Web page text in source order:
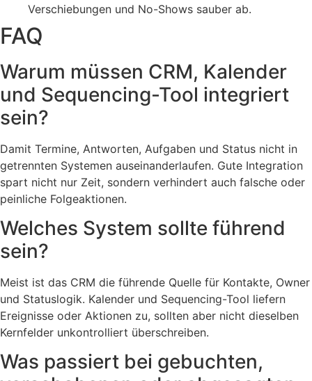
Verschiebungen und No-Shows sauber ab.
FAQ
Warum müssen CRM, Kalender
und Sequencing-Tool integriert
sein?
Damit Termine, Antworten, Aufgaben und Status nicht in
getrennten Systemen auseinanderlaufen. Gute Integration
spart nicht nur Zeit, sondern verhindert auch falsche oder
peinliche Folgeaktionen.
Welches System sollte führend
sein?
Meist ist das CRM die führende Quelle für Kontakte, Owner
und Statuslogik. Kalender und Sequencing-Tool liefern
Ereignisse oder Aktionen zu, sollten aber nicht dieselben
Kernfelder unkontrolliert überschreiben.
Was passiert bei gebuchten,